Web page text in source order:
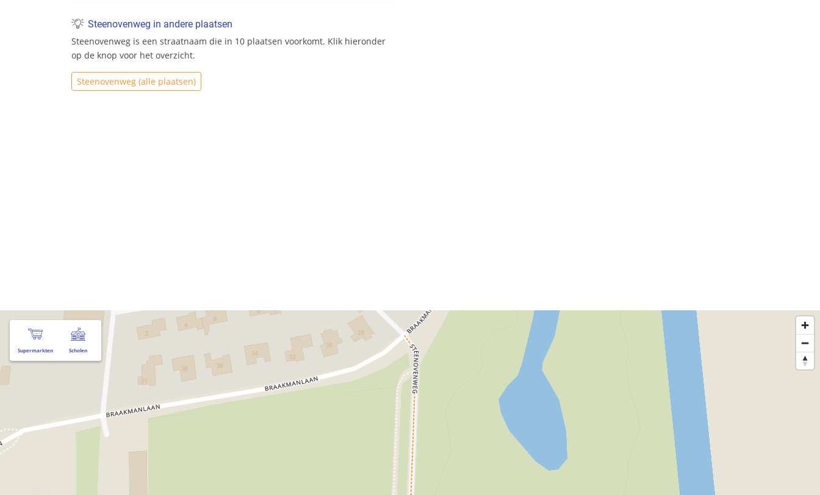
Steenovenweg in andere plaatsen
Steenovenweg is een straatnaam die in 10 plaatsen voorkomt. Klik hieronder
op de knop voor het overzicht.
Steenovenweg (alle plaatsen)
Supermarkten Scholen